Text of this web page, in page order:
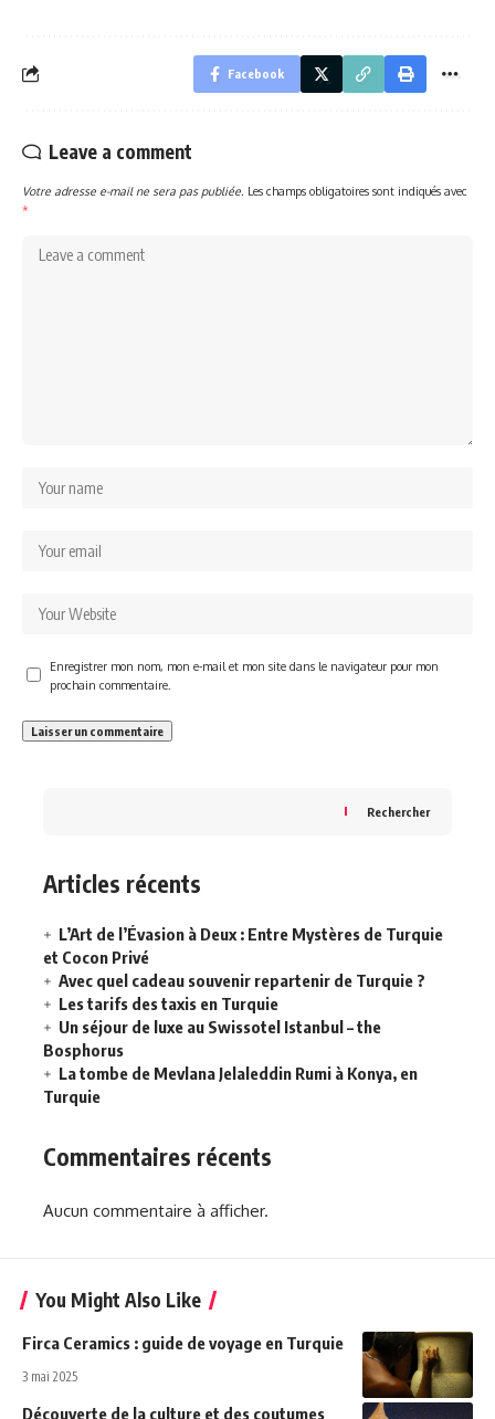
Facebook
Leave a comment
Votre adresse e-mail ne sera pas publiée. Les champs obligatoires sont indiqués avec
*
Enregistrer mon nom, mon e-mail et mon site dans le navigateur pour mon
prochain commentaire.
Rechercher
Articles récents
L’Art de l’Évasion à Deux : Entre Mystères de Turquie
et Cocon Privé
Avec quel cadeau souvenir repartenir de Turquie ?
Les tarifs des taxis en Turquie
Un séjour de luxe au Swissotel Istanbul – the
Bosphorus
La tombe de Mevlana Jelaleddin Rumi à Konya, en
Turquie
Commentaires récents
Aucun commentaire à afficher.
You Might Also Like
Firca Ceramics : guide de voyage en Turquie
3 mai 2025
Découverte de la culture et des coutumes